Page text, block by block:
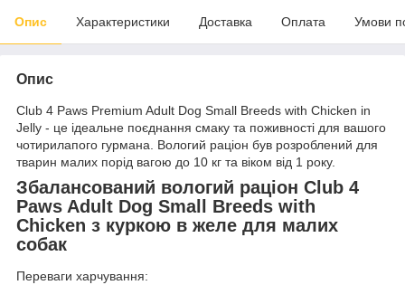
Опис Характеристики Доставка Оплата Умови
Опис
Club 4 Paws Premium Adult Dog Small Breeds with Chicken in
Jelly - це ідеальне поєднання смаку та поживності для вашого
чотирилапого гурмана. Вологий раціон був розроблений для
тварин малих порід вагою до 10 кг та віком від 1 року.
Збалансований вологий раціон Club 4
Paws Adult Dog Small Breeds with
Chicken з куркою в желе для малих
собак
Переваги харчування: